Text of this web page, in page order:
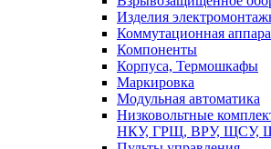
Изделия
Коммутационная
Компоненты
Корпуса, Термошкафы
Маркировка
Модульная автоматика
Низковольтные
НКУ, ГРЩ, ВРУ, ЩСУ,